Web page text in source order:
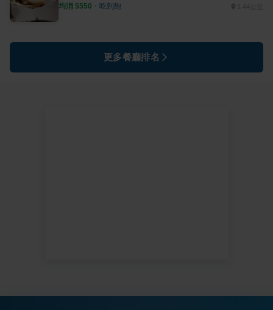
均消 $550 ・ 吃到飽 1.44公里
更多餐廳排名